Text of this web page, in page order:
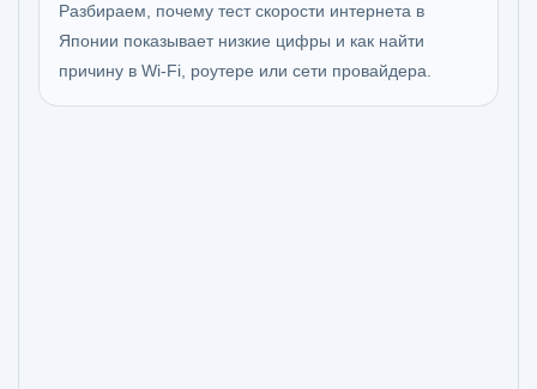
Разбираем, почему тест скорости интернета в
Японии показывает низкие цифры и как найти
причину в Wi-Fi, роутере или сети провайдера.